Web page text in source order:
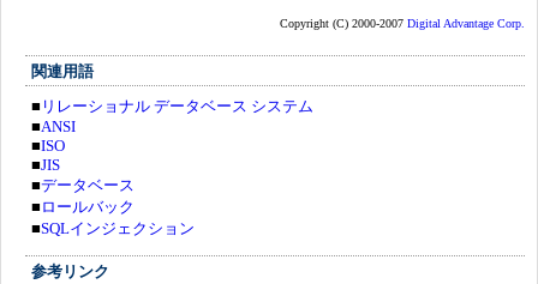
Copyright (C) 2000-2007 Digital Advantage Corp.
関連用語
■ リレーショナル データベース システム
■ANSI
■ISO
■JIS
■データベース
■ ロールバック
■SQLインジェクション
参考リンク